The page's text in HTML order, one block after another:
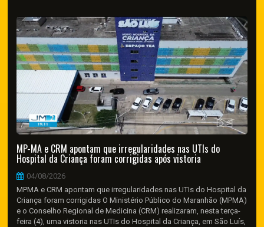
MP-MA e CRM apontam que irregularidades nas UTIs do
Hospital da Criança foram corrigidas após vistoria
04/08/2026
MPMA e CRM apontam que irregularidades nas UTIs do Hospital da
Criança foram corrigidas O Ministério Público do Maranhão (MPMA)
e o Conselho Regional de Medicina (CRM) realizaram, nesta terça-
feira (4), uma vistoria nas UTIs do Hospital da Criança, em São Luís,